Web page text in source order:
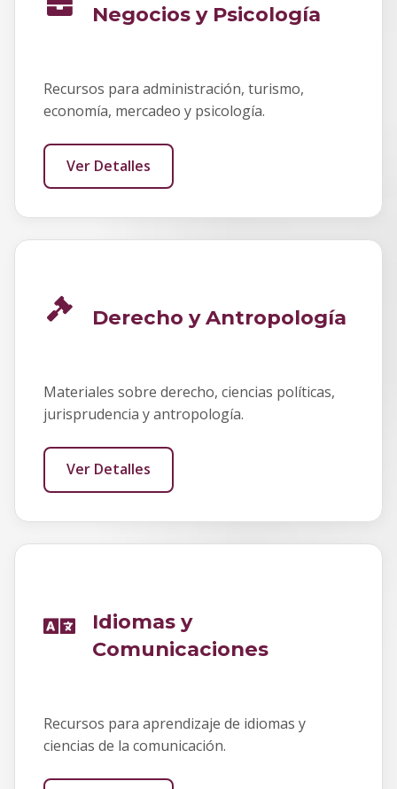
Negocios y Psicología
Recursos para administración, turismo,
economía, mercadeo y psicología.
Ver Detalles
Derecho y Antropología
Materiales sobre derecho, ciencias políticas,
jurisprudencia y antropología.
Ver Detalles
Idiomas y
Comunicaciones
Recursos para aprendizaje de idiomas y
ciencias de la comunicación.